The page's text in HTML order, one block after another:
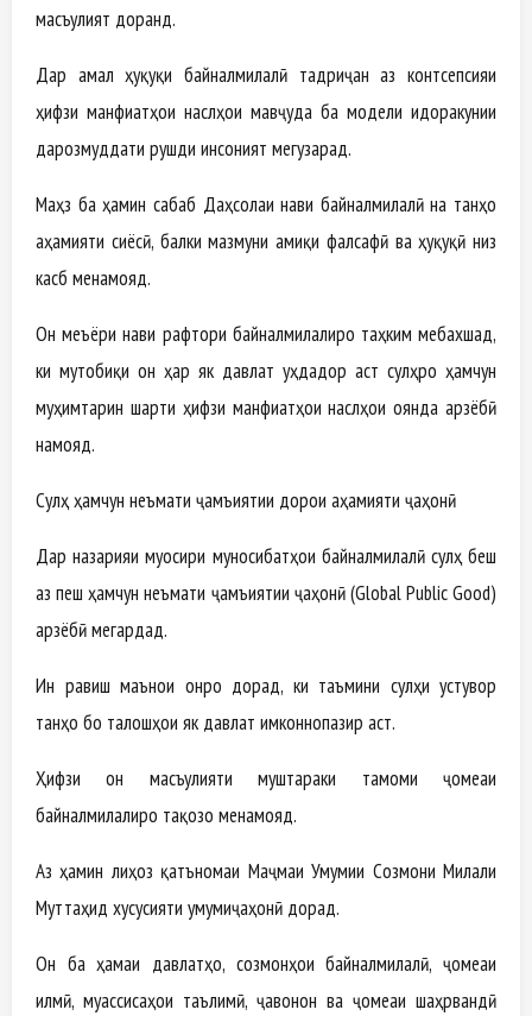
масъулият доранд.
Дар амал ҳуқуқи байналмилалӣ тадриҷан аз контсепсияи
ҳифзи манфиатҳои наслҳои мавҷуда ба модели идоракунии
дарозмуддати рушди инсоният мегузарад.
Маҳз ба ҳамин сабаб Даҳсолаи нави байналмилалӣ на танҳо
аҳамияти сиёсӣ, балки мазмуни амиқи фалсафӣ ва ҳуқуқӣ низ
касб менамояд.
Он меъёри нави рафтори байналмилалиро таҳким мебахшад,
ки мутобиқи он ҳар як давлат уҳдадор аст сулҳро ҳамчун
муҳимтарин шарти ҳифзи манфиатҳои наслҳои оянда арзёбӣ
намояд.
Сулҳ ҳамчун неъмати ҷамъиятии дорои аҳамияти ҷаҳонӣ
Дар назарияи муосири муносибатҳои байналмилалӣ сулҳ беш
аз пеш ҳамчун неъмати ҷамъиятии ҷаҳонӣ (Global Public Good)
арзёбӣ мегардад.
Ин равиш маънои онро дорад, ки таъмини сулҳи устувор
танҳо бо талошҳои як давлат имконнопазир аст.
Ҳифзи он масъулияти муштараки тамоми ҷомеаи
байналмилалиро тақозо менамояд.
Аз ҳамин лиҳоз қатъномаи Маҷмаи Умумии Созмони Милали
Муттаҳид хусусияти умумиҷаҳонӣ дорад.
Он ба ҳамаи давлатҳо, созмонҳои байналмилалӣ, ҷомеаи
илмӣ, муассисаҳои таълимӣ, ҷавонон ва ҷомеаи шаҳрвандӣ